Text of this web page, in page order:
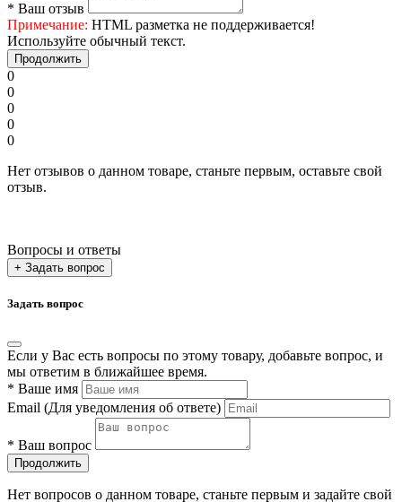
* Ваш отзыв
Примечание: HTML разметка не поддерживается!
Используйте обычный текст.
Продолжить
0
0
0
0
0
Нет отзывов о данном товаре, станьте первым, оставьте свой
отзыв.
Вопросы и ответы
+ Задать вопрос
Задать вопрос
Если у Вас есть вопросы по этому товару, добавьте вопрос, и
мы ответим в ближайшее время.
* Ваше имя
Email (Для уведомления об ответе)
* Ваш вопрос
Продолжить
Нет вопросов о данном товаре, станьте первым и задайте свой